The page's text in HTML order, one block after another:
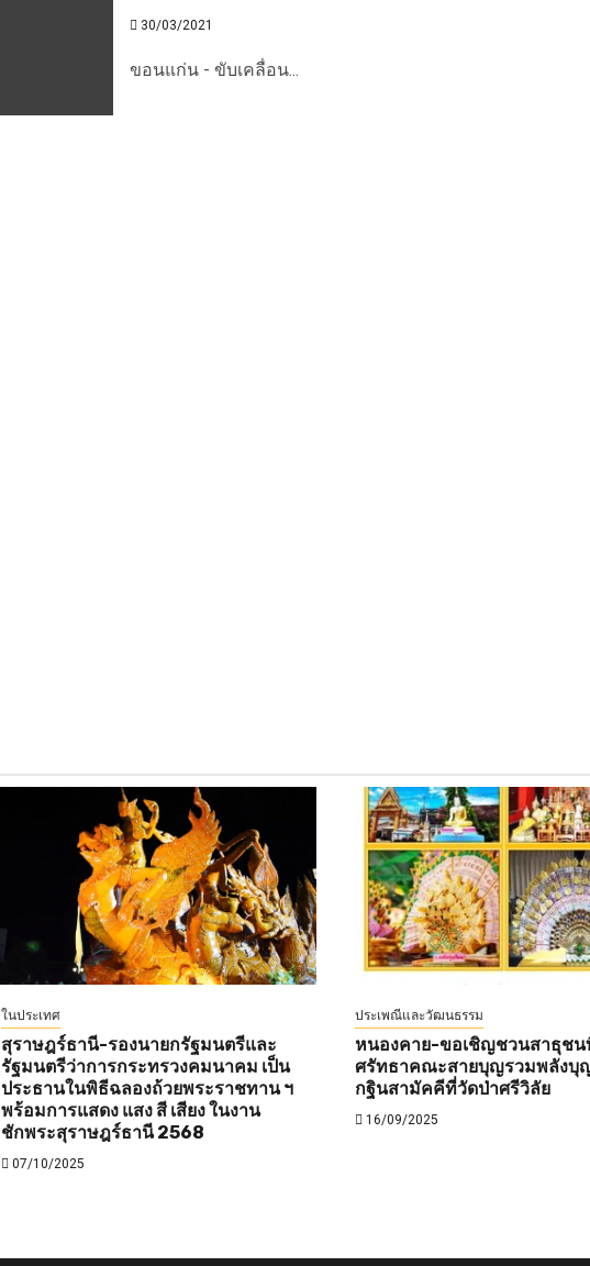
30/03/2021
ขอนแก่น - ขับเคลื่อน...
ในประเทศ
สุราษฎร์ธานี-รองนายกรัฐมนตรีและ
รัฐมนตรีว่าการกระทรวงคมนาคม เป็น
ประธานในพิธีฉลองถ้วยพระราชทาน ฯ
พร้อมการแสดง แสง สี เสียง ในงาน
ชักพระสุราษฎร์ธานี 2568
07/10/2025
ประเพณีและวัฒนธรรม
หนองคาย-ขอเชิญชวนสาธุช
ศรัทธาคณะสายบุญรวมพลังบุ
กฐินสามัคคีที่วัดป่าศรีวิลัย
16/09/2025